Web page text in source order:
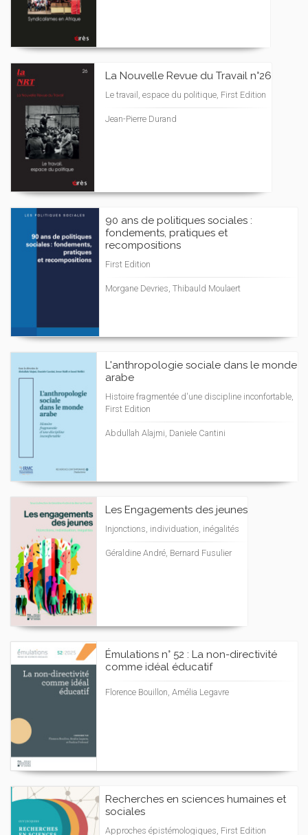
La Nouvelle Revue du Travail n°26
Le travail, espace du politique, First Edition
Jean-Pierre Durand
90 ans de politiques sociales :
fondements, pratiques et
recompositions
First Edition
Morgane Devries, Thibauld Moulaert
L'anthropologie sociale dans le monde
arabe
Histoire fragmentée d'une discipline inconfortable,
First Edition
Abdullah Alajmi, Daniele Cantini
Les Engagements des jeunes
Injonctions, individuation, inégalités
Géraldine André, Bernard Fusulier
Émulations n° 52 : La non-directivité
comme idéal éducatif
Florence Bouillon, Amélia Legavre
Recherches en sciences humaines et
sociales
Approches épistémologiques, First Edition